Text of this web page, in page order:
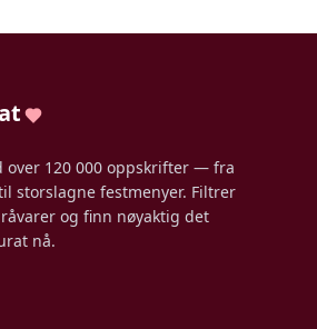
over 120 000 oppskrifter — fra
storslagne festmenyer. Filtrer
og finn nøyaktig det
nå.